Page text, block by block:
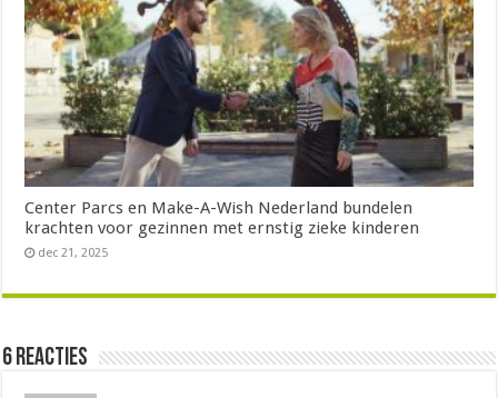
Center Parcs en Make-A-Wish Nederland bundelen
krachten voor gezinnen met ernstig zieke kinderen
dec 21, 2025
6 reacties